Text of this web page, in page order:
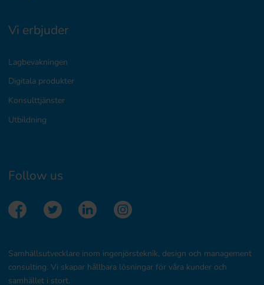
Vi erbjuder
Lagbevakningen
Digitala produkter
Konsulttjänster
Utbildning
Follow us
Samhällsutvecklare inom ingenjörsteknik, design och management
consulting. Vi skapar hållbara lösningar för våra kunder och
samhället i stort.